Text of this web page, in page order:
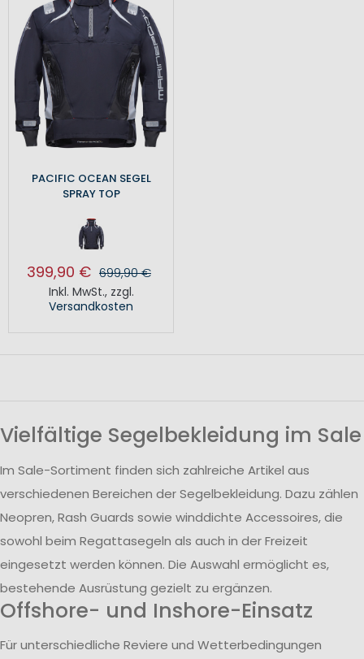
PACIFIC OCEAN SEGEL
SPRAY TOP
399,90 € 699,90 €
Inkl. MwSt., zzgl.
Versandkosten
Vielfältige Segelbekleidung im Sale
Im Sale-Sortiment finden sich zahlreiche Artikel aus
verschiedenen Bereichen der Segelbekleidung. Dazu zählen
Neopren, Rash Guards sowie winddichte Accessoires, die
sowohl beim Regattasegeln als auch in der Freizeit
eingesetzt werden können. Die Auswahl ermöglicht es,
bestehende Ausrüstung gezielt zu ergänzen.
Offshore- und Inshore-Einsatz
Für unterschiedliche Reviere und Wetterbedingungen